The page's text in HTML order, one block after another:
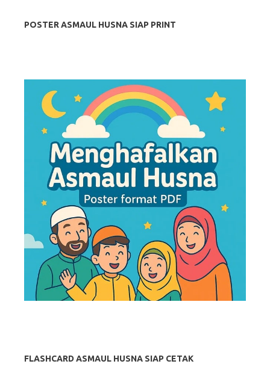
POSTER ASMAUL HUSNA SIAP PRINT
FLASHCARD ASMAUL HUSNA SIAP CETAK